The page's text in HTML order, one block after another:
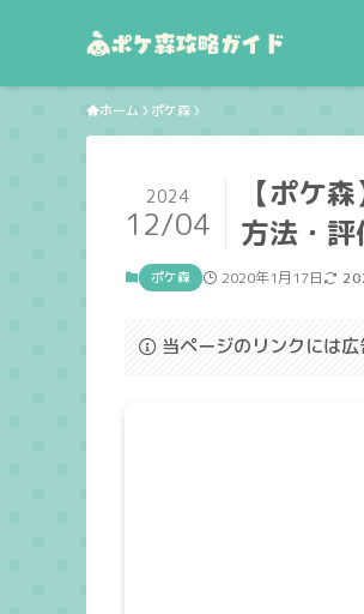
ホーム ポケ森
【ポケ
方法・
2024
12/04
ポケ森 2020年1月17日
当ページのリンクには広